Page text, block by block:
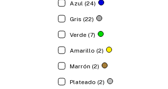
Azul (24)
Gris (22)
Verde (7)
Amarillo (2)
Marrón (2)
Plateado (2)